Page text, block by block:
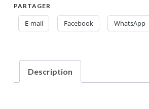
PARTAGER
E-mail Facebook WhatsApp
Description